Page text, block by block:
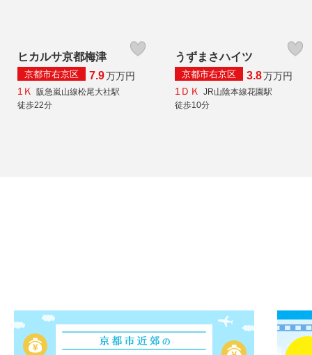
ヒカルサ京都梅津
京都市右京区 7.9万万円
1Ｋ
阪急嵐山線松尾大社駅
徒歩22分
うずまさハイツ
京都市右京区 3.8万万円
1ＤＫ
JR山陰本線花園駅
徒歩10分